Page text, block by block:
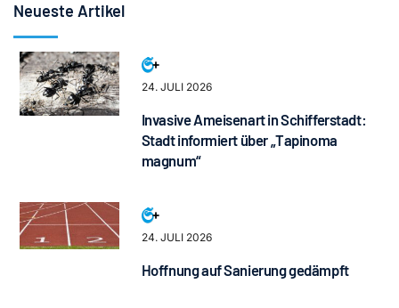
Neueste Artikel
24. JULI 2026
Invasive Ameisenart in Schifferstadt:
Stadt informiert über „Tapinoma
magnum“
24. JULI 2026
Hoffnung auf Sanierung gedämpft